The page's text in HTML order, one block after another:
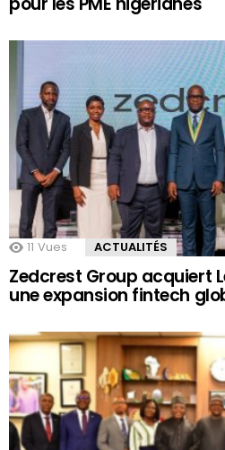
11 Vues ACTUALITÉS
Zedcrest Group acquiert
une expansion fintech